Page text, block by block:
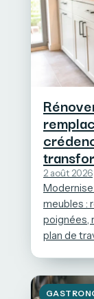
2 août 2026
meubles :
poignées,
plan de